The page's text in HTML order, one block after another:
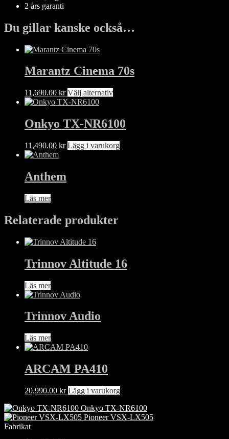
2 års garanti
Du gillar kanske också…
Marantz Cinema 70s
11,690.00 kr Välj alternativDen
har
flera
De
Onkyo TX-NR6100
11,490.00 kr Lägg i varukorg
Anthem
Läs mer
Relaterade produkter
Trinnov Altitude 16
Läs mer
Trinnov Audio
Läs mer
ARCAM PA410
20,990.00 kr Lägg i varukorg
Onkyo TX-NR6100
Pioneer VSX-LX505
Fabrikat